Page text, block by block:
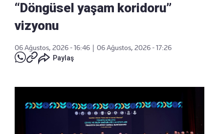
“Döngüsel yaşam koridoru”
vizyonu
06 Ağustos, 2026 - 16:46
06 Ağustos, 2026 - 17:26
Paylaş